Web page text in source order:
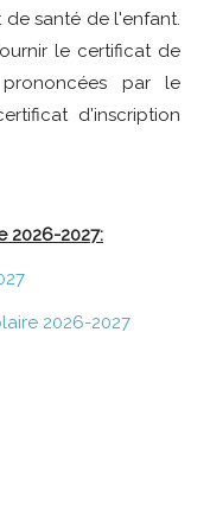
santé de l'enfant.
le certificat de
par le
d'inscription
2026-2027:
2026-2027